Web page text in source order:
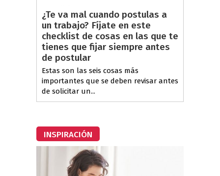
¿Te va mal cuando postulas a
un trabajo? Fíjate en este
checklist de cosas en las que te
tienes que fijar siempre antes
de postular
Estas son las seis cosas más
importantes que se deben revisar antes
de solicitar un...
INSPIRACIÓN